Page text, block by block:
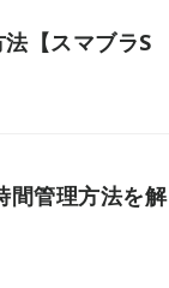
【スマブラS
間管理方法を解